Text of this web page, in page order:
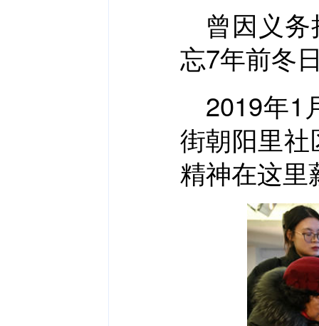
曾因义
忘7年前冬
2019年1
街朝阳里
精神在这里